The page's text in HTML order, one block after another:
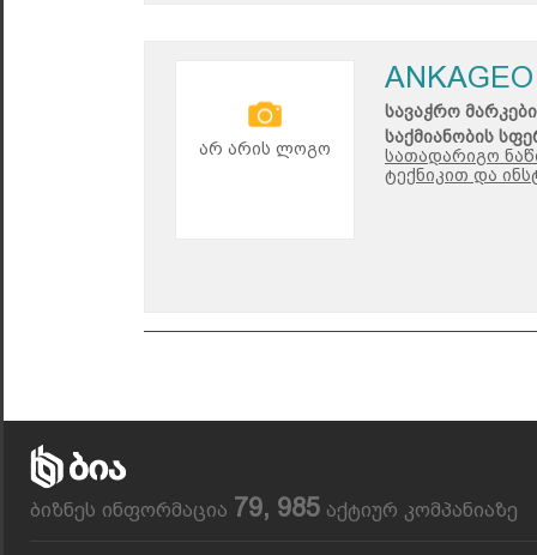
არ არის ლოგო
ANKAGEO
სავაჭრო
საქმიანობის
სათადარიგო
ტექნიკით და
ბიზნეს ინფორმაცია 79, 985 აქტიურ კომპანიაზე